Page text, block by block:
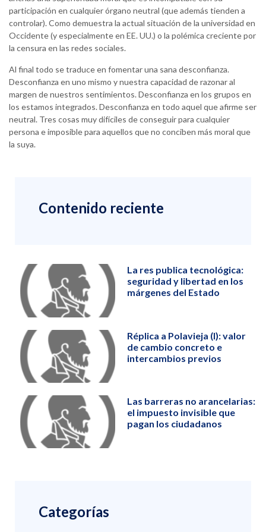
participación en cualquier órgano neutral (que además tienden a
controlar). Como demuestra la actual situación de la universidad en
Occidente (y especialmente en EE. UU.) o la polémica creciente por
la censura en las redes sociales.
Al final todo se traduce en fomentar una sana desconfianza.
Desconfianza en uno mismo y nuestra capacidad de razonar al
margen de nuestros sentimientos. Desconfianza en los grupos en
los estamos integrados. Desconfianza en todo aquel que afirme ser
neutral. Tres cosas muy difíciles de conseguir para cualquier
persona e imposible para aquellos que no conciben más moral que
la suya.
Contenido reciente
La res publica tecnológica:
seguridad y libertad en los
márgenes del Estado
Réplica a Polavieja (I): valor
de cambio concreto e
intercambios previos
Las barreras no arancelarias:
el impuesto invisible que
pagan los ciudadanos
Categorías